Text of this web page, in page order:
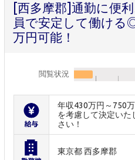
[西多摩郡]通勤に便
員で安定して働ける
万円可能！
閲覧状況
年収430万円～750
を考慮して決定いた
さい！
東京都 西多摩郡